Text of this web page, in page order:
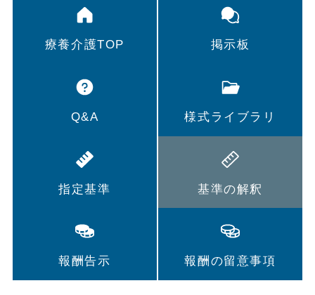
療養介護TOP 掲示板
Q&A 様式ライブラリ
指定基準 基準の解釈
報酬告示 報酬の留意事項